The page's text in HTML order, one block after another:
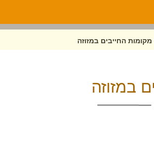
מקומות החייבים במזוזה
במזוזה